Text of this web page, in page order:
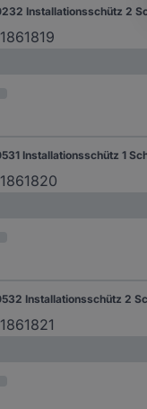
1861819
1861820
1861821